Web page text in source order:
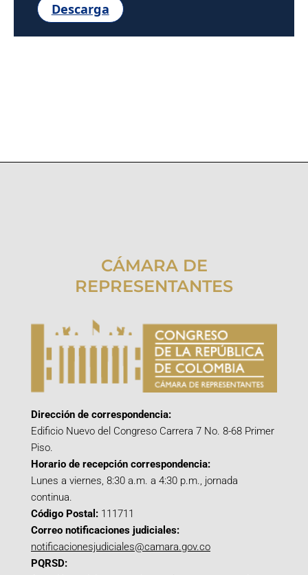
Descarga
CÁMARA DE
REPRESENTANTES
Dirección de correspondencia:
Edificio Nuevo del Congreso Carrera 7 No. 8-68 Primer
Piso.
Horario de recepción correspondencia:
Lunes a viernes, 8:30 a.m. a 4:30 p.m., jornada
continua.
Código Postal: 111711
Correo notificaciones judiciales:
notificacionesjudiciales@camara.gov.co
PQRSD: